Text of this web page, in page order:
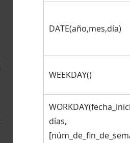
DATE(año,mes,día)
WEEKDAY()
días,